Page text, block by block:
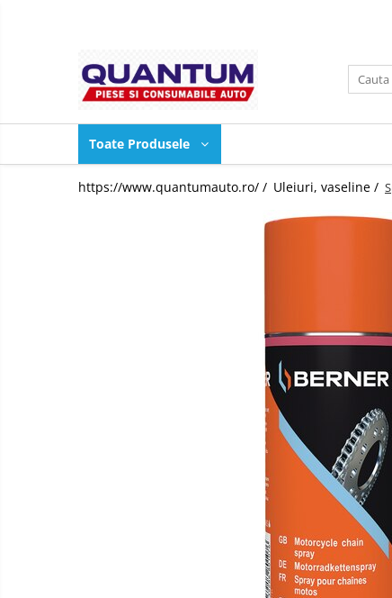
Aditivi ulei si carburant
Burduf planetara BERNER
Curatare, intretinere auto
LIQUI MOLY
Toate Produsele
https://www.quantumauto.ro/ / Uleiuri, vaseline /